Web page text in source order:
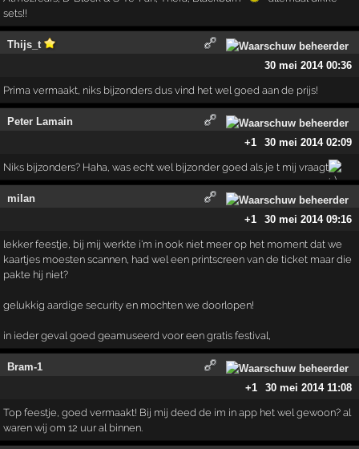
sets!!
Thijs_t
30 mei 2014 00:36
Prima vermaakt, niks bijzonders dus vind het wel goed aan de prijs!
Peter Lamain
+1
30 mei 2014 02:09
Niks bijzonders? Haha, was echt wel bijzonder goed als je t mij vraagt
milan
+1
30 mei 2014 09:16
lekker feestje, bij mij werkte i'm in ook niet meer op het moment dat we
kaartjes moesten scannen, had wel een printscreen van de ticket maar die
pakte hij niet?
gelukkig aardige security en mochten we doorlopen!
in ieder geval goed geamuseerd voor een gratis festival,
Bram-1
+1
30 mei 2014 11:08
Top feestje, goed vermaakt! Bij mij deed de im in app het wel gewoon? al
waren wij om 12 uur al binnen.